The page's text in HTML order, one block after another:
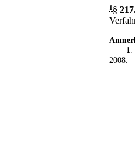
1 § 217
1
2008